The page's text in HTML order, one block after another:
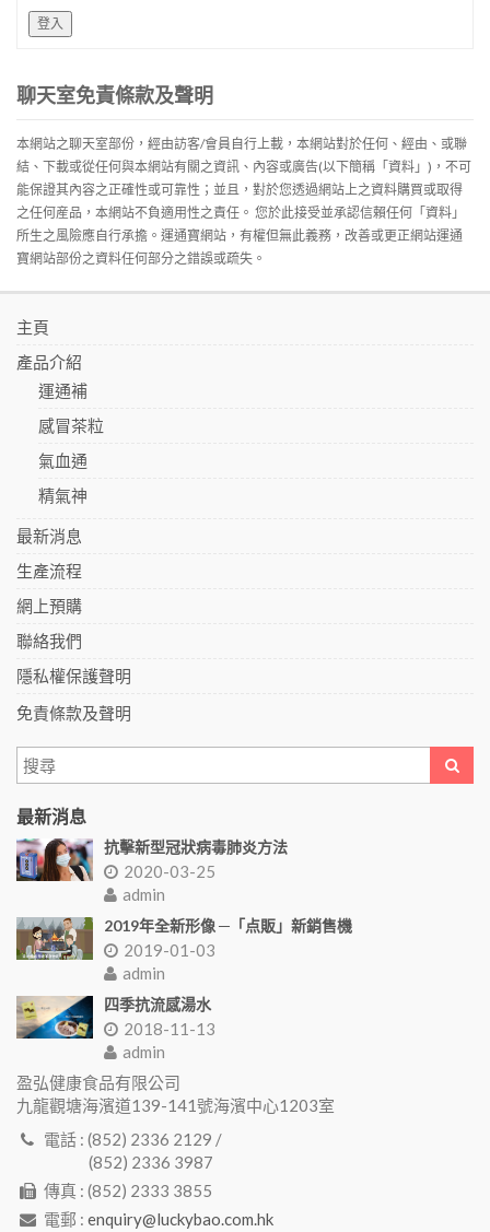
登入
聊天室免責條款及聲明
本網站之聊天室部份，經由訪客/會員自行上載，本網站對於任何、經由、或聯
結、下載或從任何與本網站有關之資訊、內容或廣告(以下簡稱「資料」)，不可
能保證其內容之正確性或可靠性；並且，對於您透過網站上之資料購買或取得
之任何産品，本網站不負適用性之責任。 您於此接受並承認信賴任何「資料」
所生之風險應自行承擔。運通寶網站，有權但無此義務，改善或更正網站運通
寶網站部份之資料任何部分之錯誤或疏失。
主頁
產品介紹
運通補
感冒茶粒
氣血通
精氣神
最新消息
生產流程
網上預購
聯絡我們
隱私權保護聲明
免責條款及聲明
最新消息
抗擊新型冠狀病毒肺炎方法
2020-03-25
admin
2019年全新形像 ─「点販」新銷售機
2019-01-03
admin
四季抗流感湯水
2018-11-13
admin
盈弘健康食品有限公司
九龍觀塘海濱道139-141號海濱中心1203室
電話 : (852) 2336 2129 /
(852) 2336 3987
傳真 : (852) 2333 3855
電郵 : enquiry@luckybao.com.hk